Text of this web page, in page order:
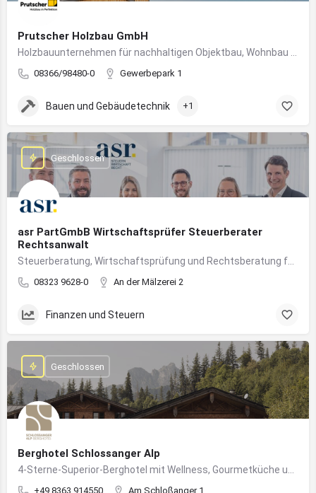
Prutscher Holzbau GmbH
08366/98480-0 Gewerbepark 1
Bauen und Gebäudetechnik +1
asr PartGmbB Wirtschaftsprüfer Steuerberater
Rechtsanwalt
08323 9628-0 An der Mälzerei 2
Geschlossen
Finanzen und Steuern
Berghotel Schlossanger Alp
+49 8363 914550 Am Schloßanger 1
Geschlossen